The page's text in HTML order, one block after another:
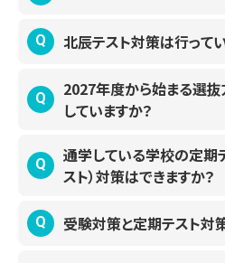
A
はい、もちろんです。
ち早く把握しているため、埼玉
した効果的な受験対策が可能
とりに最適な完全オーダーメ
をいかせる出願戦略・入試方
での合格に向けて徹底サポート
大学受験：9,264名
Q 北辰テスト対策は行って
A
はい、埼玉県にある各教室で
向けた対策も行っています。
に「どの単元で得点すべきか
カリキュラムを作成し、対策を
高校の個別相談や公立高校
Q
2027年度から始まる選
していますか？
A
はい、もちろん対応しています。
埼玉県の公立入試では、
方式の導入など、様々な変更
Q
通学している学校の定期
スト）対策はできますか？
A
東京個別指導学院では、これ
Q 受験対策と定期テスト対